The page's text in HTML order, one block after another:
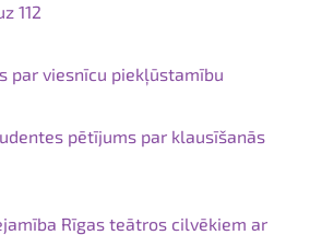
112
par viesnīcu piekļūstamību
pētījums par klausīšanās
Rīgas teātros cilvēkiem ar